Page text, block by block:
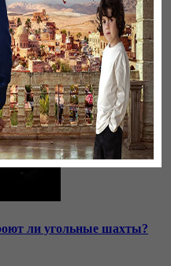
организации
ли угольные шахты?